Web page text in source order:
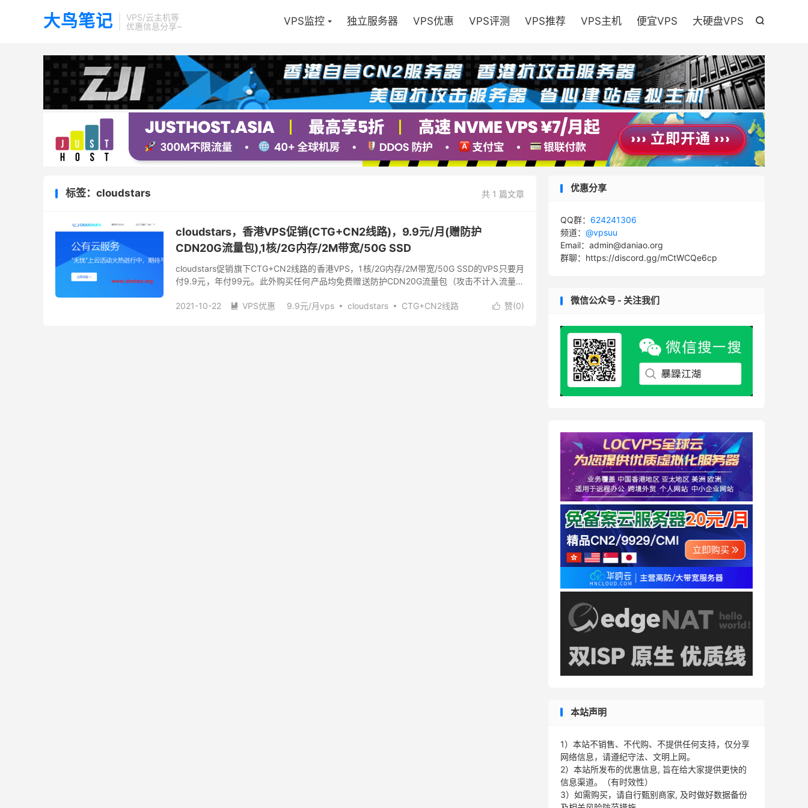
大鸟笔记
VPS/云主机等
优惠信息分享~

VPS监控 独立服务器 VPS优惠 VPS评测 VPS推荐 VPS主机 便宜VPS 大硬盘VPS
共 1 篇文章
标签：cloudstars
cloudstars，香港VPS促销(CTG+CN2线路)，9.9元/月(赠防护
CDN20G流量包),1核/2G内存/2M带宽/50G SSD
cloudstars促销旗下CTG+CN2线路的香港VPS，1核/2G内存/2M带宽/50G SSD的VPS只要月
付9.9元，年付99元。此外购买任何产品均免费赠送防护CDN20G流量包（攻击不计入流量，
 赞(0)
2021-10-22  VPS优惠 9.9元/月vps cloudstars CTG+CN2线路
优惠分享
QQ群： 624241306
频道： @vpsuu
Email：admin@daniao.org
群聊：https://discord.gg/mCtWCQe6cp
微信公众号 - 关注我们
本站声明
1）本站不销售、不代购、不提供任何支持，仅分享
网络信息，请遵纪守法、文明上网。
2）本站所发布的优惠信息, 旨在给大家提供更快的
信息渠道。（有时效性）
3）如需购买，请自行甄别商家, 及时做好数据备份